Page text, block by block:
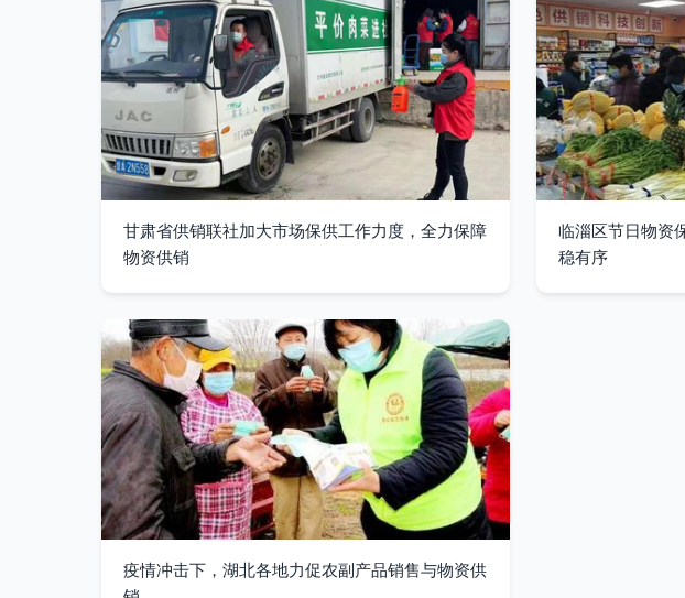
甘肃省供销联社加大市场保供工作力度，全力保障
物资供销
临淄区节日物资
稳有序
疫情冲击下，湖北各地力促农副产品销售与物资供